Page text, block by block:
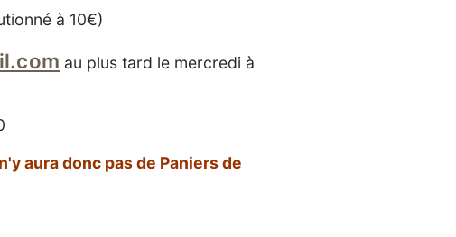
à 10€)
au plus tard le mercredi à
aura donc pas de Paniers de